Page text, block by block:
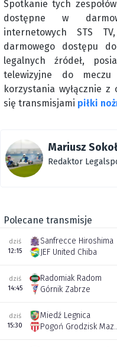
Spotkanie tych
dostępne w
internetowych STS
darmowego dostępu
legalnych źródeł,
telewizyjne do
korzystania wyłącznie
się transmisjami piłki
Mariusz
Redaktor
Polecane transmisje
dziś
12:15
Sanfrecce Hiroshima
JEF United Chiba
dziś
14:45
Radomiak Radom
Górnik Zabrze
dziś
15:30
Miedź Legnica
Pogoń